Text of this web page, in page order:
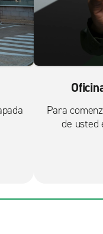
Para
de usted